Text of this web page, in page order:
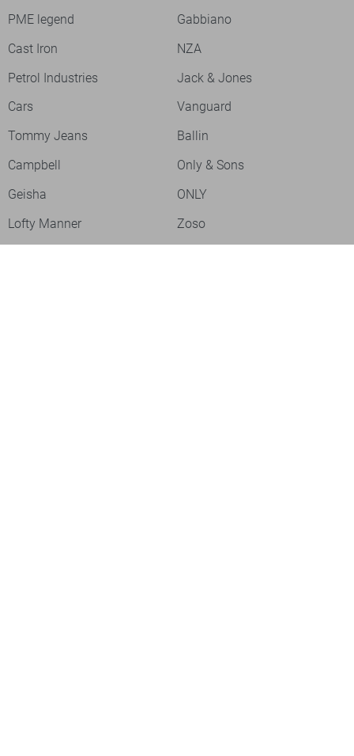
PME legend
Gabbiano
Cast Iron
NZA
Petrol Industries
Jack & Jones
Cars
Vanguard
Tommy Jeans
Ballin
Campbell
Only & Sons
Geisha
ONLY
Lofty Manner
Zoso